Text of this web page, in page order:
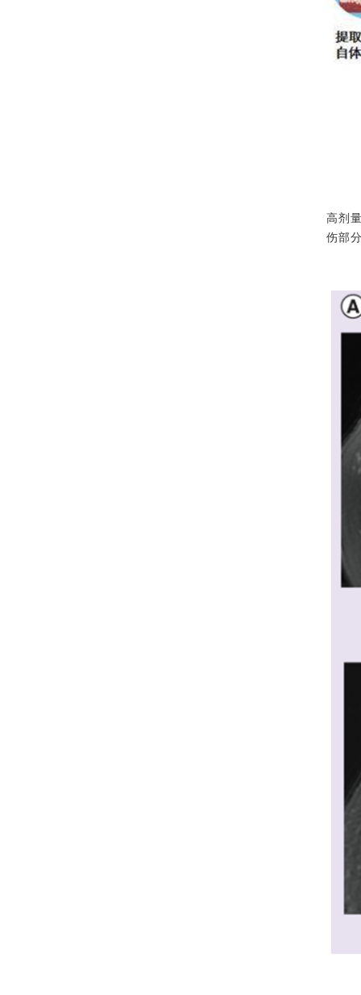
高剂
伤部